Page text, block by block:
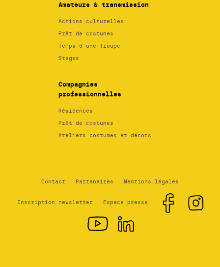
Amateurs & transmission
Actions culturelles
Prêt de costumes
Temps d’une Troupe
Stages
Compagnies
professionnelles
Résidences
Prêt de costumes
Ateliers costumes et décors
Contact Partenaires Mentions légales
Inscription newsletter Espace presse